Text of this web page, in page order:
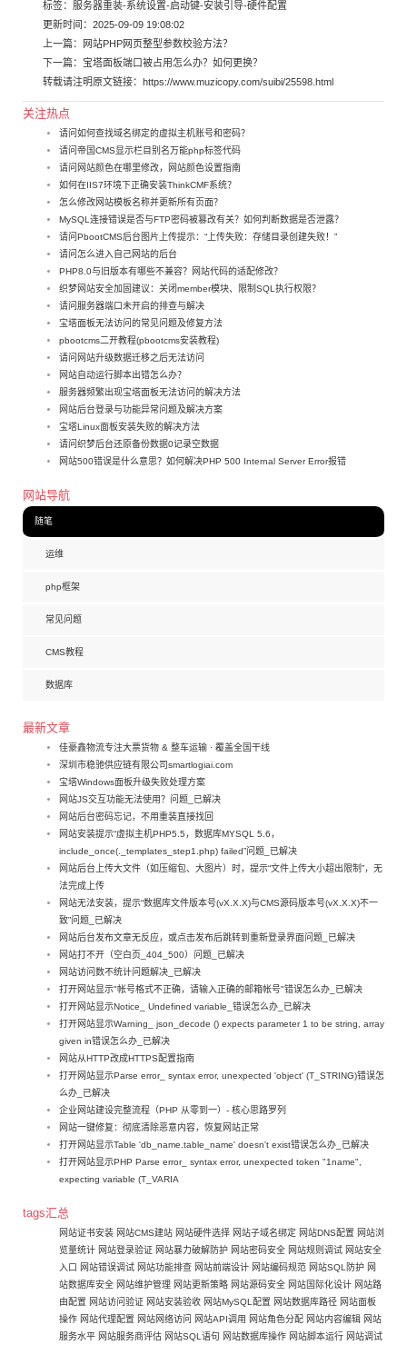
标签： 服务器重装-系统设置-启动键-安装引导-硬件配置
更新时间：2025-09-09 19:08:02
上一篇： 网站PHP网页整型参数校验方法？
下一篇： 宝塔面板端口被占用怎么办？如何更换？
转载请注明原文链接： https://www.muzicopy.com/suibi/25598.html
关注热点
请问如何查找域名绑定的虚拟主机账号和密码？
请问帝国CMS显示栏目别名万能php标签代码
请问网站颜色在哪里修改，网站颜色设置指南
如何在IIS7环境下正确安装ThinkCMF系统？
怎么修改网站模板名称并更新所有页面？
MySQL连接错误是否与FTP密码被篡改有关？如何判断数据是否泄露？
请问PbootCMS后台图片上传提示：“上传失败：存储目录创建失败！”
请问怎么进入自己网站的后台
PHP8.0与旧版本有哪些不兼容？网站代码的适配修改？
织梦网站安全加固建议：关闭member模块、限制SQL执行权限？
请问服务器端口未开启的排查与解决
宝塔面板无法访问的常见问题及修复方法
pbootcms二开教程(pbootcms安装教程)
请问网站升级数据迁移之后无法访问
网站自动运行脚本出错怎么办？
服务器频繁出现宝塔面板无法访问的解决方法
网站后台登录与功能异常问题及解决方案
宝塔Linux面板安装失败的解决方法
请问织梦后台还原备份数据0记录空数据
网站500错误是什么意思？如何解决PHP 500 Internal Server Error报错
网站导航
随笔
运维
php框架
常见问题
CMS教程
数据库
最新文章
佳豪鑫物流专注大票货物 & 整车运输 · 覆盖全国干线
深圳市稳驰供应链有限公司smartlogiai.com
宝塔Windows面板升级失败处理方案
网站JS交互功能无法使用？问题_已解决
网站后台密码忘记，不用重装直接找回
网站安装提示“虚拟主机PHP5.5，数据库MYSQL 5.6，
include_once(._templates_step1.php) failed”问题_已解决
网站后台上传大文件（如压缩包、大图片）时，提示“文件上传大小超出限制”，无
法完成上传
网站无法安装，提示“数据库文件版本号(vX.X.X)与CMS源码版本号(vX.X.X)不一
致”问题_已解决
网站后台发布文章无反应，或点击发布后跳转到重新登录界面问题_已解决
网站打不开（空白页_404_500）问题_已解决
网站访问数不统计问题解决_已解决
打开网站显示"帐号格式不正确，请输入正确的邮箱帐号"错误怎么办_已解决
打开网站显示Notice_ Undefined variable_错误怎么办_已解决
打开网站显示Warning_ json_decode () expects parameter 1 to be string, array
given in错误怎么办_已解决
网站从HTTP改成HTTPS配置指南
打开网站显示Parse error_ syntax error, unexpected 'object' (T_STRING)错误怎
么办_已解决
企业网站建设完整流程（PHP 从零到一）- 核心思路罗列
网站一键修复：彻底清除恶意内容，恢复网站正常
打开网站显示Table 'db_name.table_name' doesn't exist错误怎么办_已解决
打开网站显示PHP Parse error_ syntax error, unexpected token "1name",
expecting variable (T_VARIA
tags汇总
网站证书安装 网站CMS建站 网站硬件选择 网站子域名绑定 网站DNS配置 网站浏
览量统计 网站登录验证 网站暴力破解防护 网站密码安全 网站规则调试 网站安全
入口 网站错误调试 网站功能排查 网站前端设计 网站编码规范 网站SQL防护 网
站数据库安全 网站维护管理 网站更新策略 网站源码安全 网站国际化设计 网站路
由配置 网站访问验证 网站安装验收 网站MySQL配置 网站数据库路径 网站面板
操作 网站代理配置 网站网络访问 网站API调用 网站角色分配 网站内容编辑 网站
服务水平 网站服务商评估 网站SQL语句 网站数据库操作 网站脚本运行 网站调试